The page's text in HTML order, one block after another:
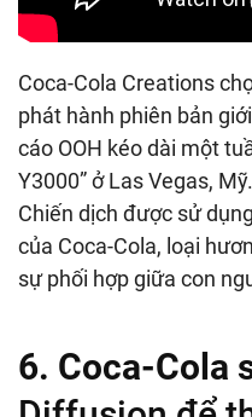
Coca-Cola Creations
phát hành phiên bản
cáo OOH kéo dài một
Y3000” ở Las Vegas, Mỹ.
Chiến dịch được sử
của Coca-Cola, loại
sự phối hợp giữa con
6. Coca-Cola